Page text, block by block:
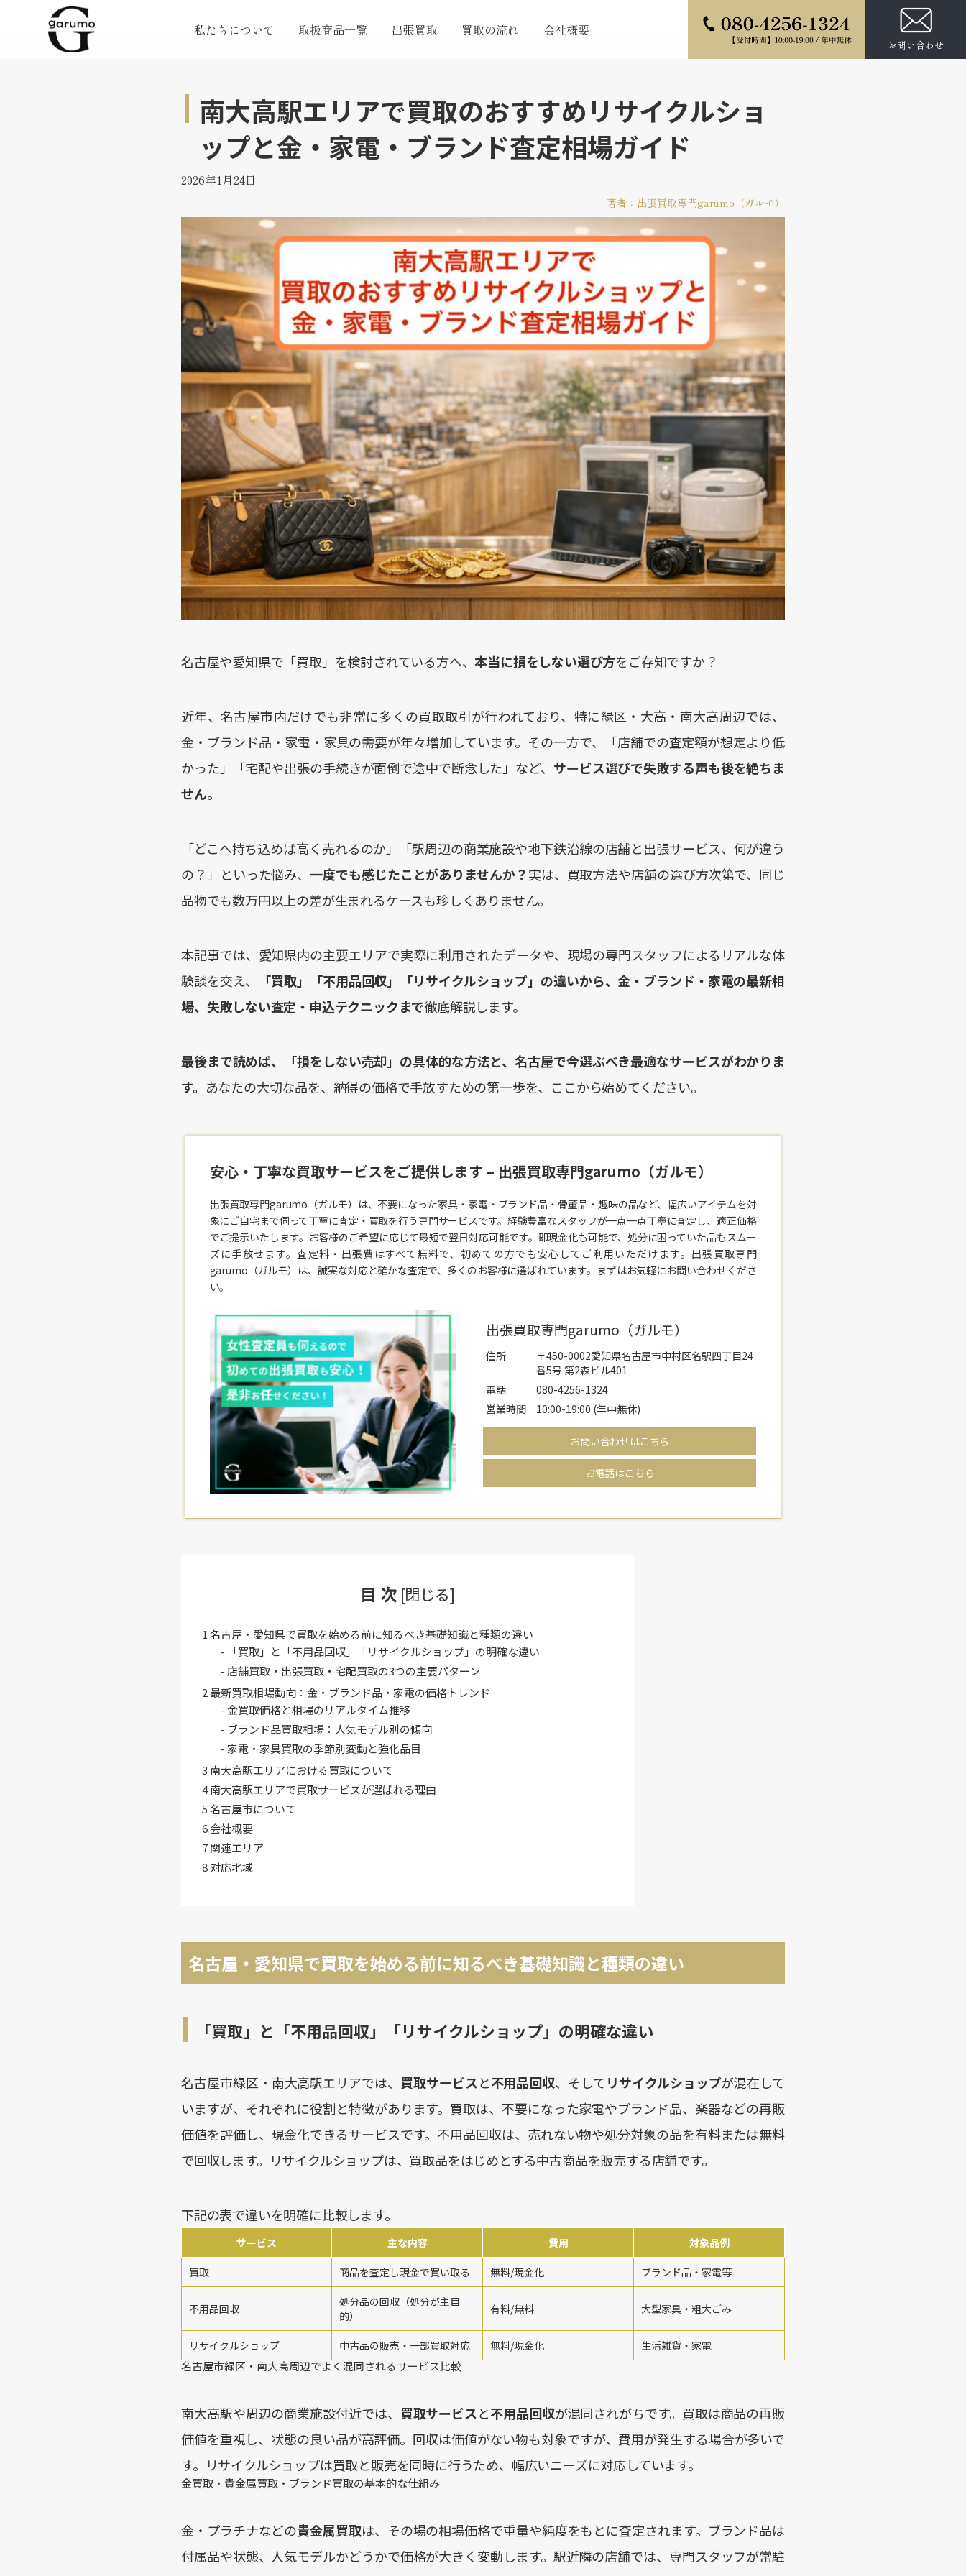
私たちについて 取扱商品一覧 出張買取 買取の流れ 会社概要
お問い合わせ
南大高駅エリアで買取のおすすめリサイクルショ
ップと金・家電・ブランド査定相場ガイド
2026年1月24日
著者：出張買取専門garumo（ガルモ）
名古屋や愛知県で「買取」を検討されている方へ、本当に損をしない選び方をご存知ですか？
近年、名古屋市内だけでも非常に多くの買取取引が行われており、特に緑区・大高・南大高周辺では、
金・ブランド品・家電・家具の需要が年々増加しています。その一方で、「店舗での査定額が想定より低
かった」「宅配や出張の手続きが面倒で途中で断念した」など、 サービス選びで失敗する声も後を絶ちま
せん。
「どこへ持ち込めば高く売れるのか」「駅周辺の商業施設や地下鉄沿線の店舗と出張サービス、何が違う
の？」といった悩み、 一度でも感じたことがありませんか？実は、買取方法や店舗の選び方次第で、同じ
品物でも数万円以上の差が生まれるケースも珍しくありません。
本記事では、愛知県内の主要エリアで実際に利用されたデータや、現場の専門スタッフによるリアルな体
験談を交え、
「買取」「不用品回収」「リサイクルショップ」の違いから、金・ブランド・家電の最新相
場、失敗しない査定・申込テクニックまで徹底解説します。
最後まで読めば、「損をしない売却」の具体的な方法と、名古屋で今選ぶべき最適なサービスがわかりま
す。 あなたの大切な品を、納得の価格で手放すための第一歩を、ここから始めてください。
安心・丁寧な買取サービスをご提供します – 出張買取専門garumo（ガルモ）
出張買取専門garumo（ガルモ）は、不要になった家具・家電・ブランド品・骨董品・趣味の品など、幅広いアイテムを対
象にご自宅まで伺って丁寧に査定・ 買取を行う専門サービスです。経験豊富なスタッフが一点一点丁寧に査定し、適正価格
でご提示いたします。お客様のご希望に応じて最短で翌日対応可能です。即現金化も可能で、処分に困っていた品もスムー
ズに手放せます。査定料・出張費はすべて無料で、初めての方でも安心してご利用いただけます。出張買取専門
garumo（ガルモ）は、誠実な対応と確かな査定で、多くのお客様に選ばれています。まずはお気軽にお問い合わせくださ
い。
出張買取専門garumo（ガルモ）
住所
〒450-0002愛知県名古屋市中村区名駅四丁目24
番5号 第2森ビル401
電話
080-4256-1324
営業時間
10:00-19:00 (年中無休)
お問い合わせはこちら
お電話はこちら
目 次 [閉じる]
1名古屋・愛知県で買取を始める前に知るべき基礎知識と種類の違い
「買取」と「不用品回収」「リサイクルショップ」の明確な違い
店舗買取・出張買取・宅配買取の3つの主要パターン
2最新買取相場動向：金・ブランド品・家電の価格トレンド
金買取価格と相場のリアルタイム推移
ブランド品買取相場：人気モデル別の傾向
家電・家具買取の季節別変動と強化品目
3 南大高駅エリアにおける買取について
4南大高駅エリアで買取サービスが選ばれる理由
5名古屋市について
6会社概要
7関連エリア
8対応地域
名古屋・愛知県で買取を始める前に知るべき基礎知識と種類の違い
「買取」と「不用品回収」「リサイクルショップ」の明確な違い
名古屋市緑区・南大高駅エリアでは、 買取サービスと不用品回収、そしてリサイクルショップが混在して
いますが、それぞれに役割と特徴があります。買取は、不要になった家電やブランド品、楽器などの再販
価値を評価し、現金化できるサービスです。不用品回収は、売れない物や処分対象の品を有料または無料
で回収します。リサイクルショップは、買取品をはじめとする中古商品を販売する店舗です。
下記の表で違いを明確に比較します。
サービス 主な内容 費用 対象品例
買取 商品を査定し現金で買い取る 無料/現金化 ブランド品・家電等
不用品回収
処分品の回収（処分が主目
的）
有料/無料 大型家具・粗大ごみ
リサイクルショップ 中古品の販売・一部買取対応 無料/現金化 生活雑貨・家電
名古屋市緑区・南大高周辺でよく混同されるサービス比較
南大高駅や周辺の商業施設付近では、 買取サービスと不用品回収が混同されがちです。買取は商品の再販
価値を重視し、状態の良い品が高評価。回収は価値がない物も対象ですが、費用が発生する場合が多いで
す。リサイクルショップは買取と販売を同時に行うため、幅広いニーズに対応しています。
金買取・貴金属買取・ブランド買取の基本的な仕組み
金・プラチナなどの貴金属買取は、その場の相場価格で重量や純度をもとに査定されます。ブランド品は
付属品や状態、人気モデルかどうかで価格が大きく変動します。駅近隣の店舗では、専門スタッフが常駐